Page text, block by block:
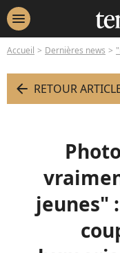
menu
Accueil Dernières news
arrow_left RETOUR
jeunes"